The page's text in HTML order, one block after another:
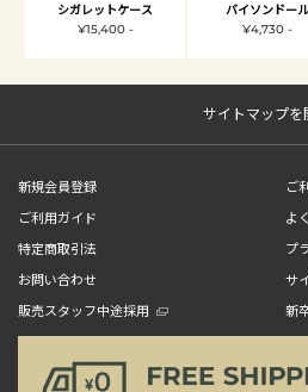
シガレットケース
¥15,400 -
バイソンドール
¥4,730 -
サイトマップを
新規会員登録
ご
ご利用ガイド
よ
特定商取引法
プ
お問い合わせ
サ
販売スタッフ中途採用
新